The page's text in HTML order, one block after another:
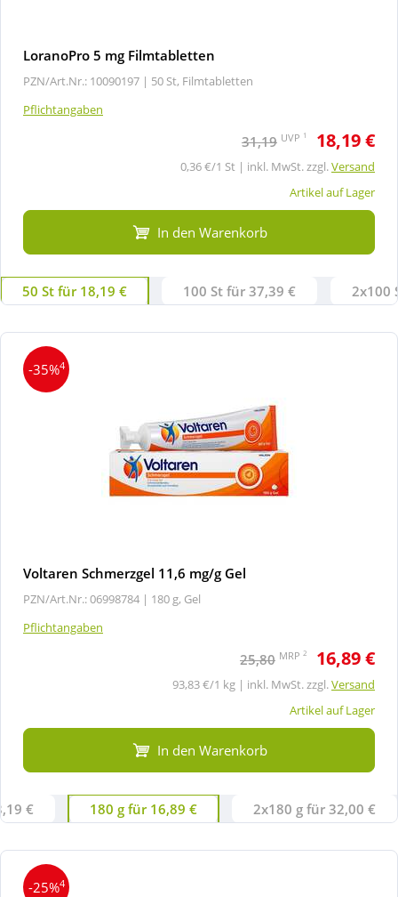
LoranoPro 5 mg Filmtabletten
PZN/Art.Nr.: 10090197 | 50 St, Filmtabletten
Pflichtangaben
31,19 UVP 1 18,19 €
0,36 €/1 St | inkl. MwSt. zzgl.Versand
Artikel auf Lager
In den Warenkorb
50 St für 18,19 € 100 St für 37,39 € 2x100
-35%4
Voltaren Schmerzgel 11,6 mg/g Gel
PZN/Art.Nr.: 06998784 | 180 g, Gel
Pflichtangaben
25,80 MRP 2 16,89 €
93,83 €/1 kg | inkl. MwSt. zzgl.Versand
Artikel auf Lager
In den Warenkorb
€ 180 g für 16,89 € 2x180 g für 32,00 €
-25%4